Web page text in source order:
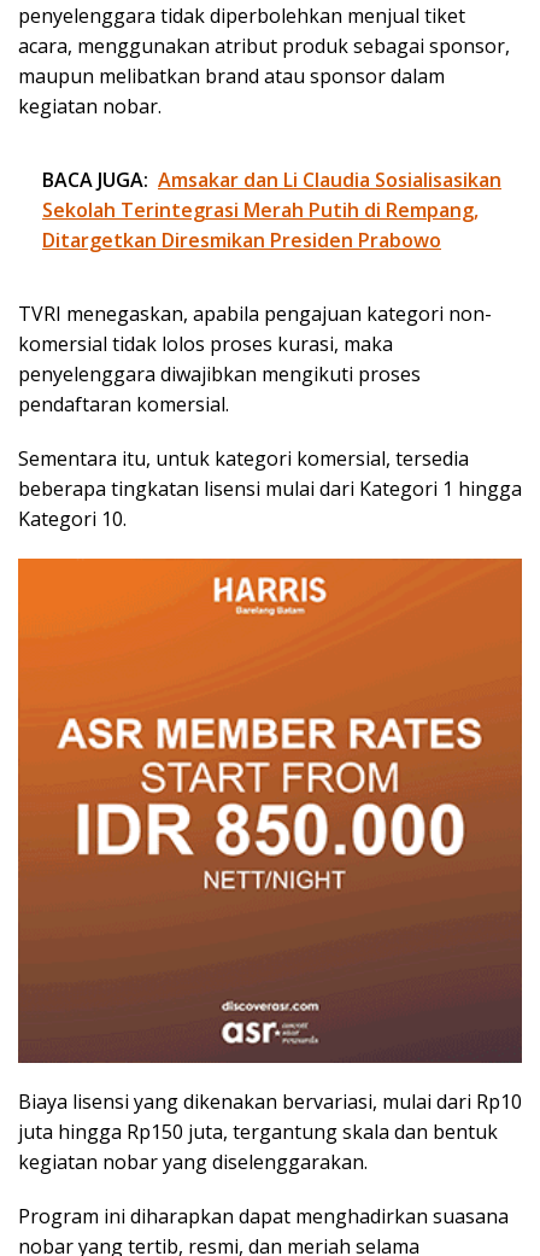
penyelenggara tidak diperbolehkan menjual tiket
acara, menggunakan atribut produk sebagai sponsor,
maupun melibatkan brand atau sponsor dalam
kegiatan nobar.
BACA JUGA: Amsakar dan Li Claudia Sosialisasikan
Sekolah Terintegrasi Merah Putih di Rempang,
Ditargetkan Diresmikan Presiden Prabowo
TVRI menegaskan, apabila pengajuan kategori non-
komersial tidak lolos proses kurasi, maka
penyelenggara diwajibkan mengikuti proses
pendaftaran komersial.
Sementara itu, untuk kategori komersial, tersedia
beberapa tingkatan lisensi mulai dari Kategori 1 hingga
Kategori 10.
Biaya lisensi yang dikenakan bervariasi, mulai dari Rp10
juta hingga Rp150 juta, tergantung skala dan bentuk
kegiatan nobar yang diselenggarakan.
Program ini diharapkan dapat menghadirkan suasana
nobar yang tertib, resmi, dan meriah selama